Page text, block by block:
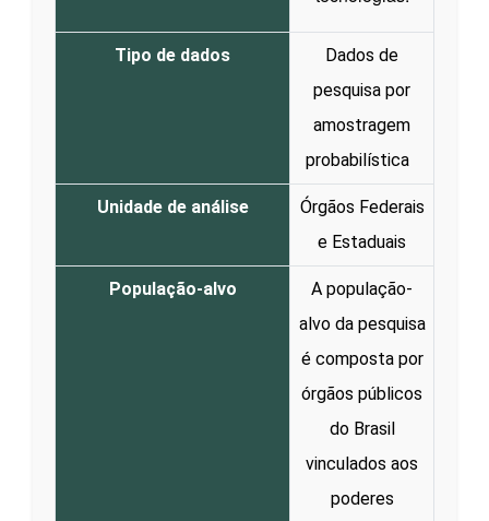
Tipo de dados
Dados de
pesquisa por
amostragem
probabilística
Unidade de análise
Órgãos Federais
e Estaduais
População-alvo
A população-
alvo da pesquisa
é composta por
órgãos públicos
do Brasil
vinculados aos
poderes